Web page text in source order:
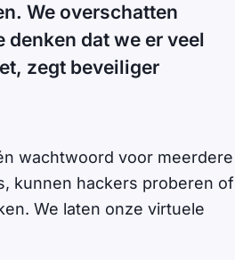
We overschatten
dat we er veel
zegt beveiliger
wachtwoord voor meerdere
kunnen hackers proberen of
We laten onze virtuele